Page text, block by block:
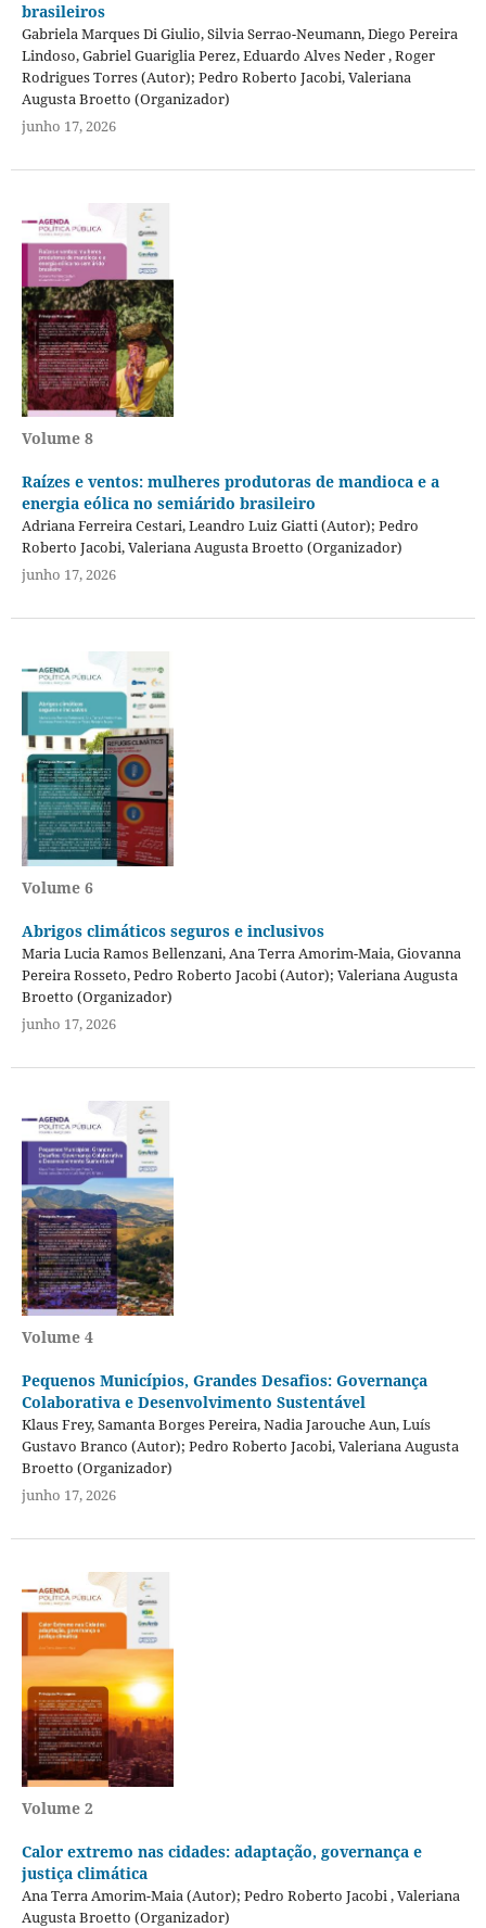
brasileiros
Gabriela Marques Di Giulio, Silvia Serrao-Neumann, Diego Pereira
Lindoso, Gabriel Guariglia Perez, Eduardo Alves Neder , Roger
Rodrigues Torres (Autor); Pedro Roberto Jacobi, Valeriana
Augusta Broetto (Organizador)
junho 17, 2026
Volume 8
Raízes e ventos: mulheres produtoras de mandioca e a
energia eólica no semiárido brasileiro
Adriana Ferreira Cestari, Leandro Luiz Giatti (Autor); Pedro
Roberto Jacobi, Valeriana Augusta Broetto (Organizador)
junho 17, 2026
Volume 6
Abrigos climáticos seguros e inclusivos
Maria Lucia Ramos Bellenzani, Ana Terra Amorim-Maia, Giovanna
Pereira Rosseto, Pedro Roberto Jacobi (Autor); Valeriana Augusta
Broetto (Organizador)
junho 17, 2026
Volume 4
Pequenos Municípios, Grandes Desafios: Governança
Colaborativa e Desenvolvimento Sustentável
Klaus Frey, Samanta Borges Pereira, Nadia Jarouche Aun, Luís
Gustavo Branco (Autor); Pedro Roberto Jacobi, Valeriana Augusta
Broetto (Organizador)
junho 17, 2026
Volume 2
Calor extremo nas cidades: adaptação, governança e
justiça climática
Ana Terra Amorim-Maia (Autor); Pedro Roberto Jacobi , Valeriana
Augusta Broetto (Organizador)